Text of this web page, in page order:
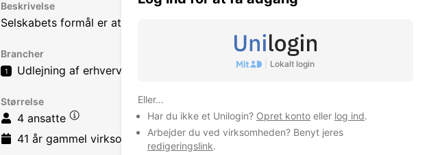
Lokalt login
Eller...
Har du ikke et Unilogin? Opret konto eller log ind.
Arbejder du ved virksomheden? Benyt jeres
redigeringslink.
Beskrivelse
Selskabets formål er at drive handel og industri
Brancher
1 Udlejning af erhvervsejendomme
Størrelse
4 ansatte
41 år gammel virksomhed